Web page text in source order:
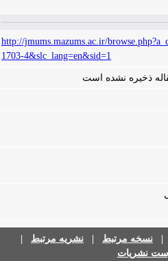
http://jmums.mazums.ac.ir/
1703-4&slc_lang=en&sid=1
ذخیره نشده است
نسخه مرتبط| نشریه مرتبط|
نشریات